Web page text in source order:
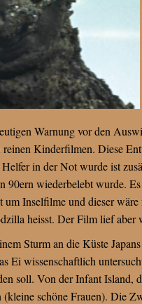
Warnung vor den
Kinderfilmen. Diese
in der Not wurde ist
90ern wiederbelebt wurde.
um Inselfilme und dieser
heisst. Der Film lief
Sturm an die Küste
Ei wissenschaftlich
soll. Von der Infant Island,
(kleine schöne Frauen). Die